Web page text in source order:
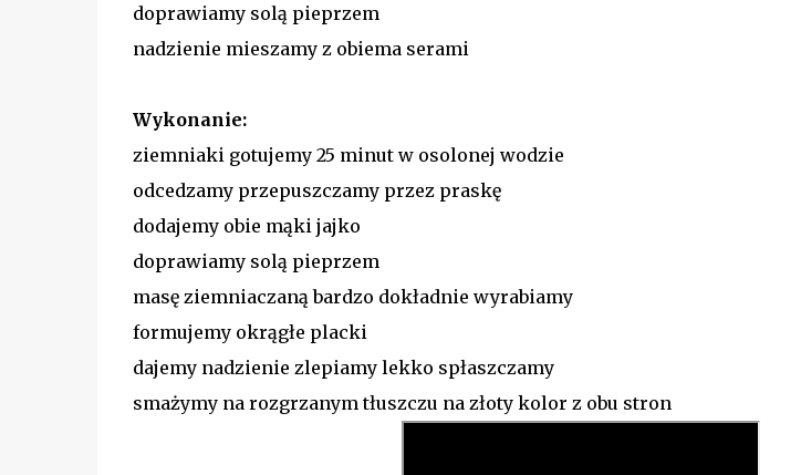
doprawiamy solą pieprzem
nadzienie mieszamy z obiema serami
Wykonanie:
ziemniaki gotujemy 25 minut w osolonej wodzie
odcedzamy przepuszczamy przez praskę
dodajemy obie mąki jajko
doprawiamy solą pieprzem
masę ziemniaczaną bardzo dokładnie wyrabiamy
formujemy okrągłe placki
dajemy nadzienie zlepiamy lekko spłaszczamy
smażymy na rozgrzanym tłuszczu na złoty kolor z obu stron